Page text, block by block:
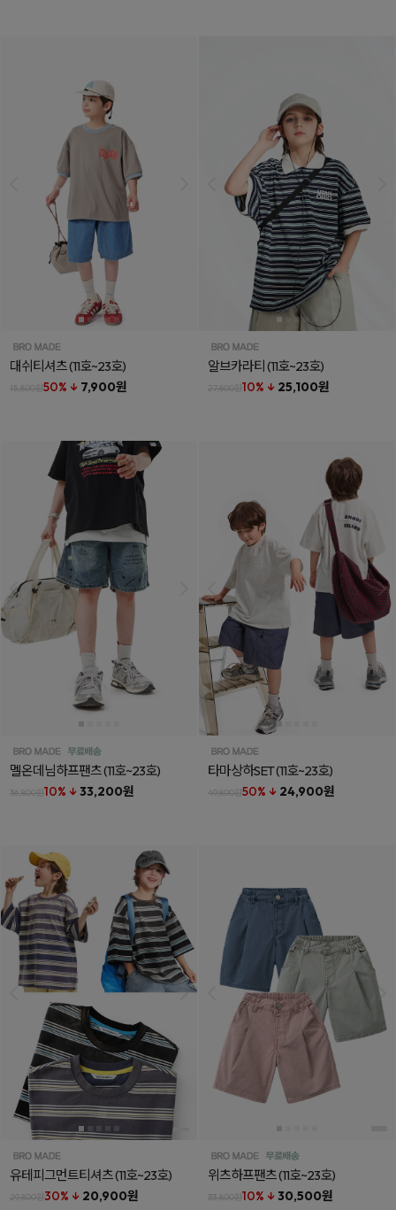
대쉬티셔츠(11호~23호)
15,800원50% ↓ 7,900원
알브카라티(11호~23호)
27,800원10% ↓ 25,100원
멜온데님하프팬츠(11호~23호)
36,800원10% ↓ 33,200원
타마상하SET(11호~23호)
49,800원50% ↓ 24,900원
유테피그먼트티셔츠(11호~23호)
29,800원30% ↓ 20,900원
위츠하프팬츠(11호~23호)
33,800원10% ↓ 30,500원